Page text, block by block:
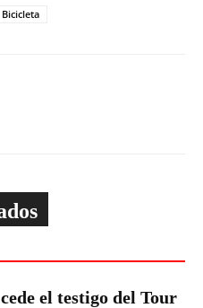
Bicicleta
el testigo del Tour